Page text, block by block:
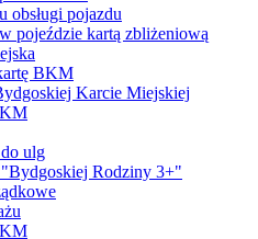
obsługi pojazdu
pojeździe kartą zbliżeniową
BKM
Karcie Miejskiej
ulg
Rodziny 3+"